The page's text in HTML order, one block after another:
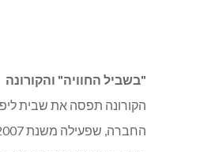
"בשביל החוויה" והקורונה
הקורונה תפסה את שבית
החברה, שפעילה משנת 2007 מתמחה באירועים ובטיולי חוויה, בעיקר סביב שנת הבר/ת מצווה.